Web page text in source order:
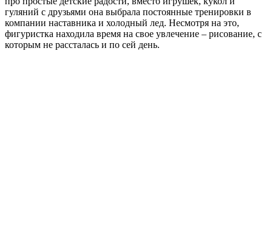
гуляний с друзьями она выбрала постоянные тренировки в
компании наставника и холодный лед. Несмотря на это,
фигуристка находила время на свое увлечение – рисование, с
которым не рассталась и по сей день.